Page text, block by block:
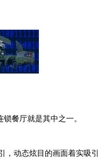
餐厅就是其中之一。
动态炫目的画面着实吸引